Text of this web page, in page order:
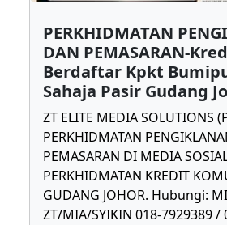
PERKHIDMATAN
DAN PEMASARAN-
Berdaftar Kpkt
Sahaja Pasir Gudang
ZT ELITE MEDIA SOLUTIONS
PERKHIDMATAN
PEMASARAN DI MEDIA
PERKHIDMATAN KREDIT
GUDANG JOHOR. Hubungi:
ZT/MIA/SYIKIN 018-7929389 /